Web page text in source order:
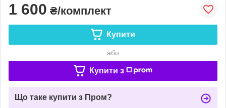
1 600 ₴/комплект
Купити
або
Купити з
Що таке купити з Пром?